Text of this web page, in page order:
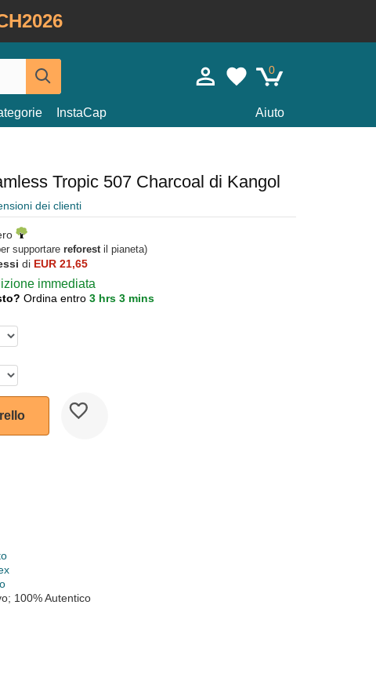
0
InstaCap Aiuto
Tropic 507 Charcoal di Kangol
dei clienti
supportare reforestil pianeta)
di EUR 21,65
immediata
Ordina entro 3 hrs 3 mins
100% Autentico